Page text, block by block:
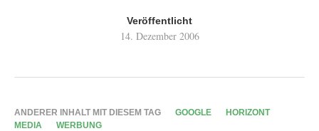
Veröffentlicht
14. Dezember 2006
ANDERER INHALT MIT DIESEM TAG GOOGLE
HORIZONT
MEDIA
WERBUNG